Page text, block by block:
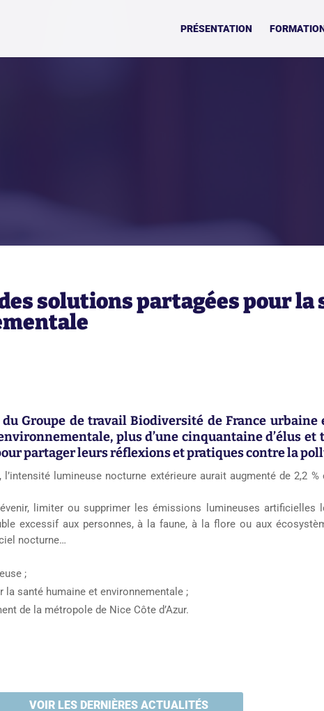
PRÉSENTATION
solutions partagées pour la
du Groupe de travail Biodiversité de France urbaine
plus d’une cinquantaine d’élus et
partager leurs réflexions et pratiquescontrela
lumineuse nocturne extérieure aurait augmenté de 2,2 %
limiter ou supprimer les émissions lumineuses artificielles
excessif aux personnes, à la faune, à la flore ou aux
nocturne…
;
la santé humaine et environnementale ;
de la métropole de Nice Côte d’Azur.
VOIR LES DERNIÈRES ACTUALITÉS